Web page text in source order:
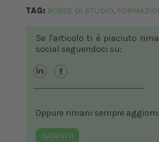
TAG: BORSE DI STUDIO,
Se l'articolo ti è piaciuto
social seguendoci su:
Oppure rimani sempre
ISCRIVITI